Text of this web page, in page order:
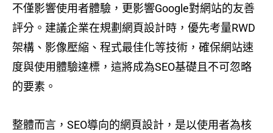
不僅影響使用者體驗，更影響Google對網站的友善
評分。建議企業在規劃網頁設計時，優先考量RWD
架構、影像壓縮、程式最佳化等技術，確保網站速
度與使用體驗達標，這將成為SEO基礎且不可忽略
的要素。
整體而言，SEO導向的網頁設計，是以使用者為核